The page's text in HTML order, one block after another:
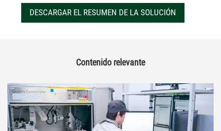
DESCARGAR EL RESUMEN DE LA SOLUCIÓN
Contenido relevante